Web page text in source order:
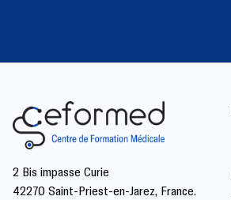
2 Bis impasse Curie
42270 Saint-Priest-en-Jarez, France.